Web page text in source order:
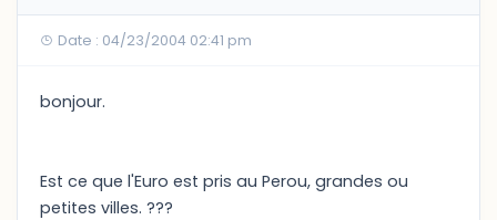
Date : 04/23/2004 02:41 pm
bonjour.
Est ce que l'Euro est pris au Perou, grandes ou
petites villes. ???